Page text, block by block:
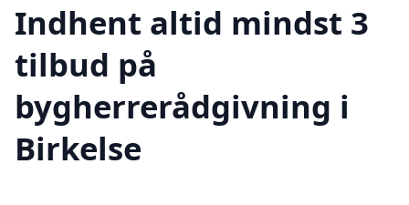
Indhent altid mindst 3
tilbud på
bygherrerådgivning i
Birkelse